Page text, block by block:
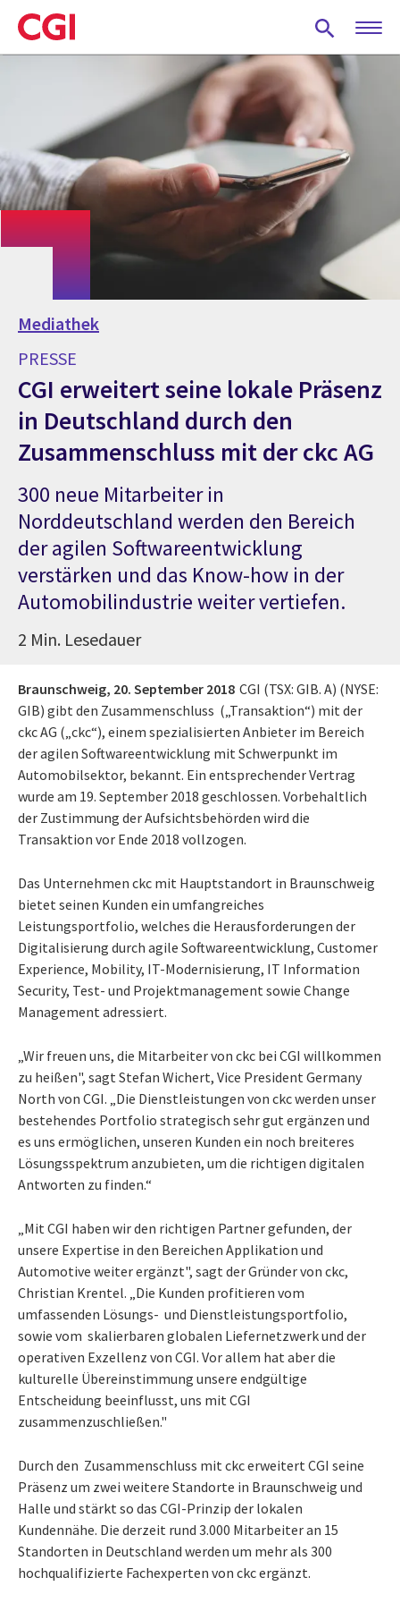
Skip
to
main
Mediathek
PRESSE
CGI erweitert seine lokale Präsenz
in Deutschland durch den
Zusammenschluss mit der ckc AG
300 neue Mitarbeiter in
Norddeutschland werden den Bereich
der agilen Softwareentwicklung
verstärken und das Know-how in der
Automobilindustrie weiter vertiefen.
2 Min. Lesedauer
Braunschweig, 20. September 2018 CGI (TSX: GIB. A) (NYSE:
GIB) gibt den Zusammenschluss („Transaktion“) mit der
ckc AG („ckc“), einem spezialisierten Anbieter im Bereich
der agilen Softwareentwicklung mit Schwerpunkt im
Automobilsektor, bekannt. Ein entsprechender Vertrag
wurde am 19. September 2018 geschlossen. Vorbehaltlich
der Zustimmung der Aufsichtsbehörden wird die
Transaktion vor Ende 2018 vollzogen.
Das Unternehmen ckc mit Hauptstandort in Braunschweig
bietet seinen Kunden ein umfangreiches
Leistungsportfolio, welches die Herausforderungen der
Digitalisierung durch agile Softwareentwicklung, Customer
Experience, Mobility, IT-Modernisierung, IT Information
Security, Test- und Projektmanagement sowie Change
Management adressiert.
„Wir freuen uns, die Mitarbeiter von ckc bei CGI willkommen
zu heißen", sagt Stefan Wichert, Vice President Germany
North von CGI. „Die Dienstleistungen von ckc werden unser
bestehendes Portfolio strategisch sehr gut ergänzen und
es uns ermöglichen, unseren Kunden ein noch breiteres
Lösungsspektrum anzubieten, um die richtigen digitalen
Antworten zu finden.“
„Mit CGI haben wir den richtigen Partner gefunden, der
unsere Expertise in den Bereichen Applikation und
Automotive weiter ergänzt", sagt der Gründer von ckc,
Christian Krentel. „Die Kunden profitieren vom
umfassenden Lösungs- und Dienstleistungsportfolio,
sowie vom skalierbaren globalen Liefernetzwerk und der
operativen Exzellenz von CGI. Vor allem hat aber die
kulturelle Übereinstimmung unsere endgültige
Entscheidung beeinflusst, uns mit CGI
zusammenzuschließen."
Durch den Zusammenschluss mit ckc erweitert CGI seine
Präsenz um zwei weitere Standorte in Braunschweig und
Halle und stärkt so das CGI-Prinzip der lokalen
Kundennähe. Die derzeit rund 3.000 Mitarbeiter an 15
Standorten in Deutschland werden um mehr als 300
hochqualifizierte Fachexperten von ckc ergänzt.